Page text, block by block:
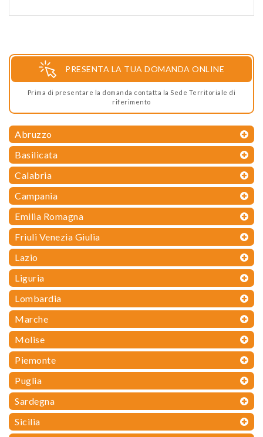
PRESENTA LA TUA DOMANDA ONLINE
Prima di presentare la domanda contatta la Sede Territoriale di
riferimento
Abruzzo
Basilicata
Calabria
Campania
Emilia Romagna
Friuli Venezia Giulia
Lazio
Liguria
Lombardia
Marche
Molise
Piemonte
Puglia
Sardegna
Sicilia